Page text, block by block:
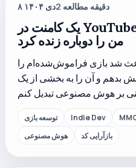
۸ دی ۱۴۰۴2 دقیقه مطالعه
یک کامنت در YouTube، MMORPG قدیمی
من را دوباره زنده کرد
شد بازی فراموش‌شده‌ام را
بدهم و آن را به بخشی از یک
توسعه بازی Indie Dev
هوش مصنوعی
بازآرایی کد